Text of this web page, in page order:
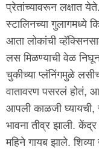
प्रेतांच्यावरून लक्षात
स्टालिनच्या गुलागमध्ये
आता लोकांची
लस मिळण्याची वेळ
चुकीच्या प्लॅनिंगमुळे
वातावरण पसरलं होतं,
आपली काळजी घ्यायची,
भावना तीव्र झाली.
महिने गायब झाले.